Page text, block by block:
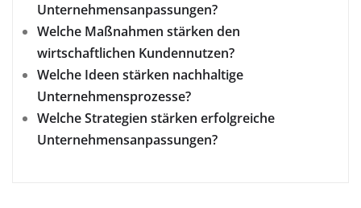
Unternehmensanpassungen?
Welche Maßnahmen stärken den
wirtschaftlichen Kundennutzen?
Welche Ideen stärken nachhaltige
Unternehmensprozesse?
Welche Strategien stärken erfolgreiche
Unternehmensanpassungen?